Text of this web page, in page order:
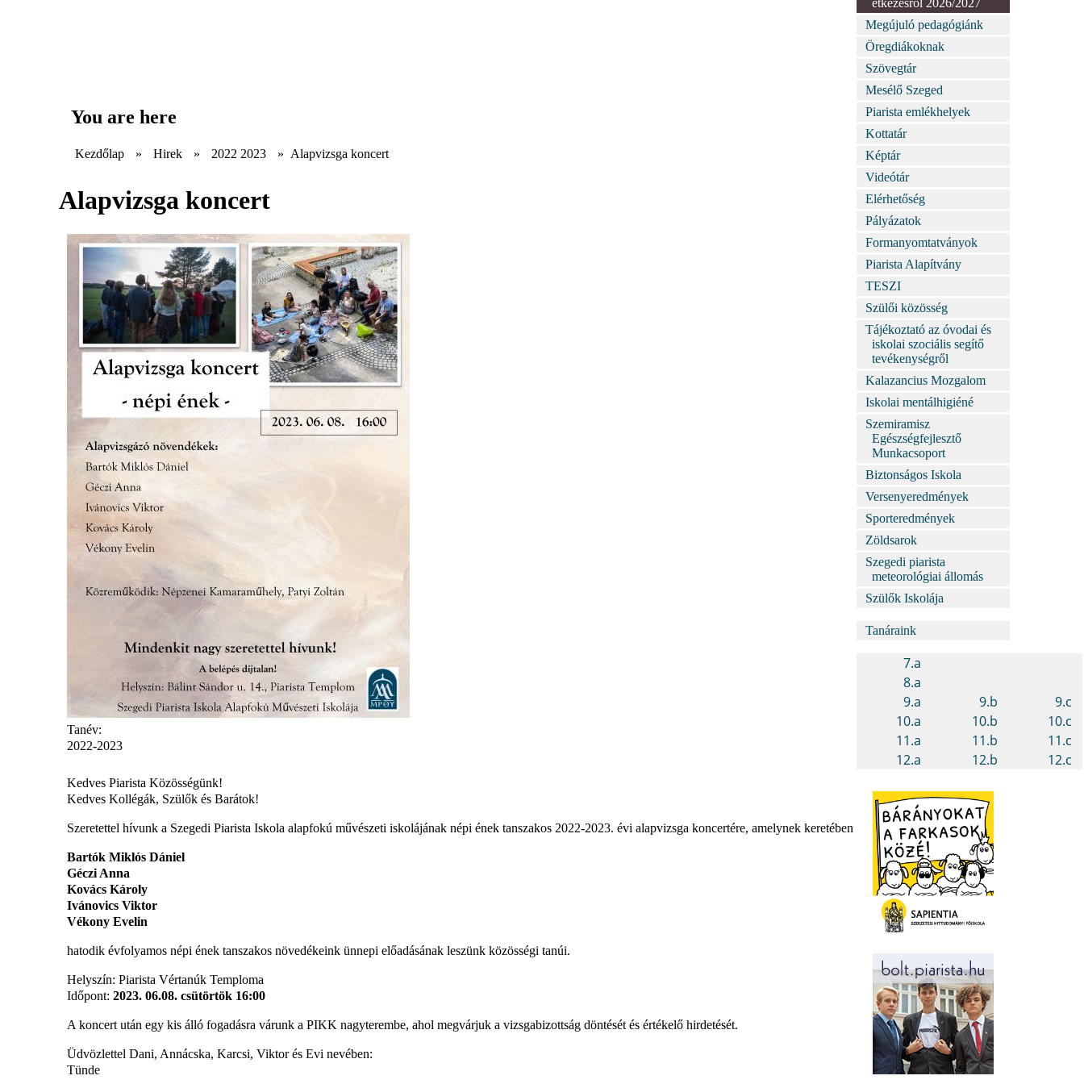
You are here
Kezdőlap » Hirek » 2022 2023 » Alapvizsga koncert
Alapvizsga koncert
Tanév:
2022-2023
Kedves Piarista Közösségünk!
Kedves Kollégák, Szülők és Barátok!
Szeretettel hívunk a Szegedi Piarista Iskola alapfokú művészeti iskolájának népi ének tanszakos 2022-2023. évi alapvizsga koncertére, amelynek keretében
Bartók Miklós Dániel
Géczi Anna
Kovács Károly
Ivánovics Viktor
Vékony Evelin
hatodik évfolyamos népi ének tanszakos növedékeink ünnepi előadásának leszünk közösségi tanúi.
Helyszín: Piarista Vértanúk Temploma
Időpont: 2023. 06.08. csütörtök 16:00
A koncert után egy kis álló fogadásra várunk a PIKK nagyterembe, ahol megvárjuk a vizsgabizottság döntését és értékelő hirdetését.
Üdvözlettel Dani, Annácska, Karcsi, Viktor és Evi nevében:
Tünde
étkezésről 2026/2027
Megújuló pedagógiánk
Öregdiákoknak
Szövegtár
Mesélő Szeged
Piarista emlékhelyek
Kottatár
Képtár
Videótár
Elérhetőség
Pályázatok
Formanyomtatványok
Piarista Alapítvány
TESZI
Szülői közösség
Tájékoztató az óvodai és
iskolai szociális segítő
tevékenységről
Kalazancius Mozgalom
Iskolai mentálhigiéné
Szemiramisz
Egészségfejlesztő
Munkacsoport
Biztonságos Iskola
Versenyeredmények
Sporteredmények
Zöldsarok
Szegedi piarista
meteorológiai állomás
Szülők Iskolája
Tanáraink